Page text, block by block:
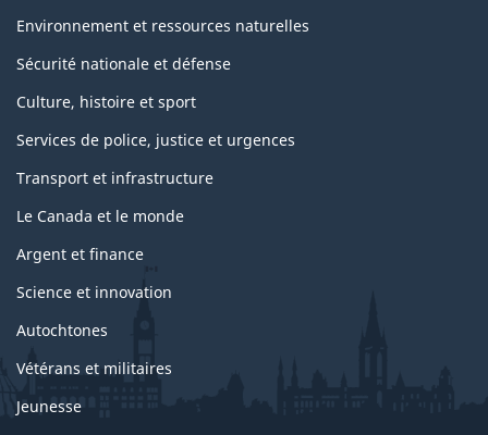
s
Environnement et ressources naturelles
Sécurité nationale et défense
Culture, histoire et sport
Services de police, justice et urgences
Transport et infrastructure
Le Canada et le monde
Argent et finance
Science et innovation
Autochtones
Vétérans et militaires
Jeunesse